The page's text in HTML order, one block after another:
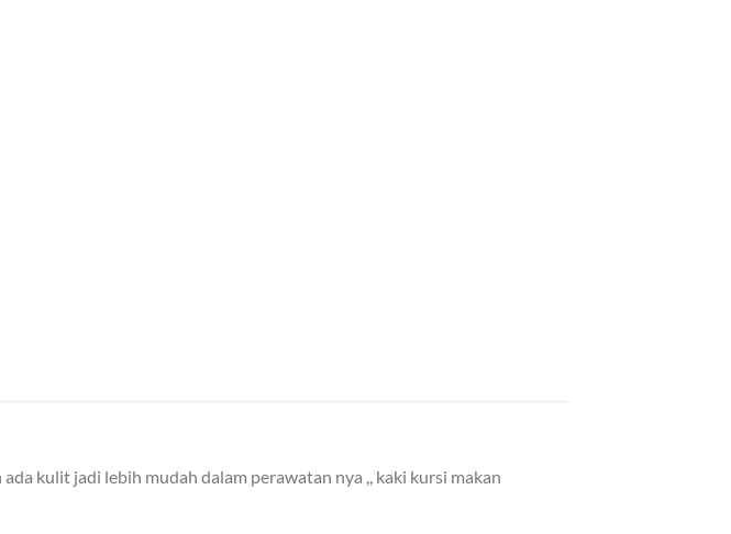
kulit jadi lebih mudah dalam perawatan nya ,, kaki kursi makan